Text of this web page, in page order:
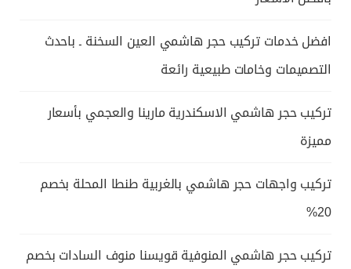
افضل خدمات تركيب حجر هاشمي العين السخنة ـ باحدث
التصميمات وخامات طبيعية رائعة
تركيب حجر هاشمي الاسكندرية مارينا والعجمي بأسعار
مميزة
تركيب واجهات حجر هاشمي بالغربية طنطا المحلة بخصم
20%
تركيب حجر هاشمي المنوفية قويسنا منوف السادات بخصم